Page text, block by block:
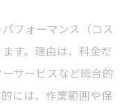
フォーマンス（コス
す。理由は、料金だ
サービスなど総合的
には、作業範囲や保